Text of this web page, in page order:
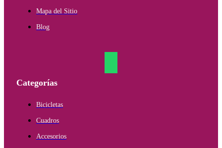
Mapa del Sitio
Blog
Categorías
Bicicletas
Cuadros
Accesorios